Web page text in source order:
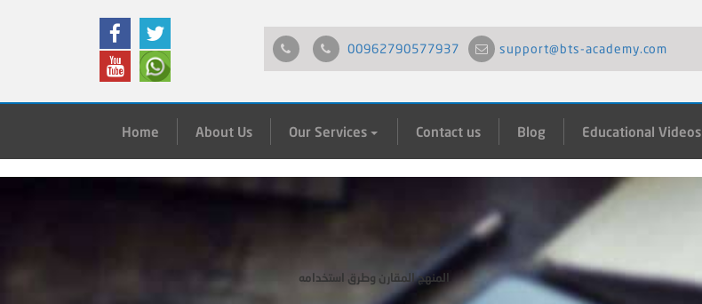
00962790577937 support@bts-academy.com
Home About Us Our Services Contact us Blog Educational Videos
المنهج المقارن وطرق استخدامه